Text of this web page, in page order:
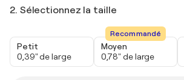
2. Sélectionnez la taille
Petit
0,39" de large
Recommandé
Moyen
0,78" de large